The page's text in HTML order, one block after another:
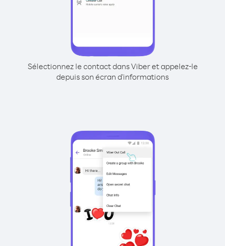
Sélectionnez le contact dans Viber et appelez-le
depuis son écran d'informations